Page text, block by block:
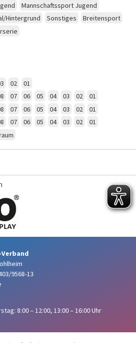
Mannschaftssport Jugend
Hintergrund Sonstiges
Breitensport
02 01
07 06 05 04 03 02 01
07 06 05 04 03 02 01
07 06 05 04 03 02
01
9568-13
8:00 – 12:00, 13:00 – 16:00 Uhr